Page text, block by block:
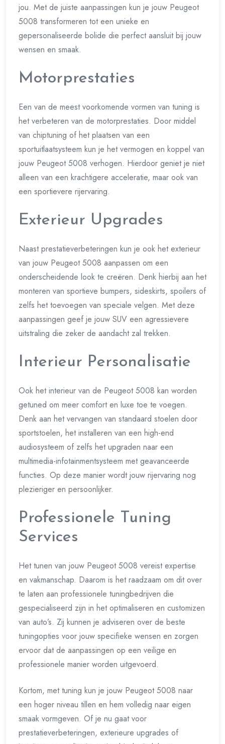
jou. Met de juiste aanpassingen kun je jouw Peugeot
5008 transformeren tot een unieke en
gepersonaliseerde bolide die perfect aansluit bij jouw
wensen en smaak.
Motorprestaties
Een van de meest voorkomende vormen van tuning is
het verbeteren van de motorprestaties. Door middel
van chiptuning of het plaatsen van een
sportuitlaatsysteem kun je het vermogen en koppel van
jouw Peugeot 5008 verhogen. Hierdoor geniet je niet
alleen van een krachtigere acceleratie, maar ook van
een sportievere rijervaring.
Exterieur Upgrades
Naast prestatieverbeteringen kun je ook het exterieur
van jouw Peugeot 5008 aanpassen om een
onderscheidende look te creëren. Denk hierbij aan het
monteren van sportieve bumpers, sideskirts, spoilers of
zelfs het toevoegen van speciale velgen. Met deze
aanpassingen geef je jouw SUV een agressievere
uitstraling die zeker de aandacht zal trekken.
Interieur Personalisatie
Ook het interieur van de Peugeot 5008 kan worden
getuned om meer comfort en luxe toe te voegen.
Denk aan het vervangen van standaard stoelen door
sportstoelen, het installeren van een high-end
audiosysteem of zelfs het upgraden naar een
multimedia-infotainmentsysteem met geavanceerde
functies. Op deze manier wordt jouw rijervaring nog
plezieriger en persoonlijker.
Professionele Tuning
Services
Het tunen van jouw Peugeot 5008 vereist expertise
en vakmanschap. Daarom is het raadzaam om dit over
te laten aan professionele tuningbedrijven die
gespecialiseerd zijn in het optimaliseren en customizen
van auto’s. Zij kunnen je adviseren over de beste
tuningopties voor jouw specifieke wensen en zorgen
ervoor dat de aanpassingen op een veilige en
professionele manier worden uitgevoerd.
Kortom, met tuning kun je jouw Peugeot 5008 naar
een hoger niveau tillen en hem volledig naar eigen
smaak vormgeven. Of je nu gaat voor
prestatieverbeteringen, exterieure upgrades of